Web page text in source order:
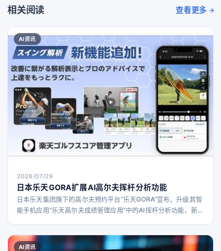
相关阅读 查看更多
AI资讯
2026/07/29
日本乐天GORA扩展AI高尔夫挥杆分析功能
日本乐天集团旗下的高尔夫预约平台“乐天GORA”宣布，升级其智
能手机应用“乐天高尔夫成绩管理应用”中的AI挥杆分析功能，新增
AI资讯